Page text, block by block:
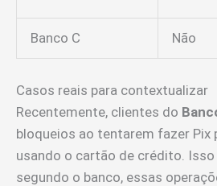
Banco C Não
Casos reais para contextualizar
Recentemente, clientes do
bloqueios ao tentarem fazer Pix
usando o cartão de crédito.
segundo o banco, essas